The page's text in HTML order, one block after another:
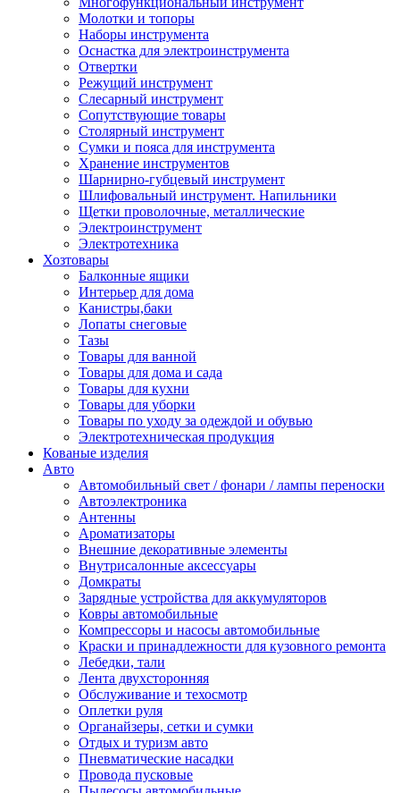
Молотки и топоры
Наборы инструмента
Оснастка для электроинструмента
Отвертки
Режущий инструмент
Слесарный инструмент
Сопутствующие товары
Столярный инструмент
Сумки и пояса для инструмента
Хранение инструментов
Шарнирно-губцевый инструмент
Шлифовальный инструмент. Напильники
Щетки проволочные, металлические
Электроинструмент
Электротехника
Хозтовары
Балконные ящики
Интерьер для дома
Канистры,баки
Лопаты снеговые
Тазы
Товары для ванной
Товары для дома и сада
Товары для кухни
Товары для уборки
Товары по уходу за одеждой и обувью
Электротехническая продукция
Кованые изделия
Авто
Автомобильный свет / фонари / лампы переноски
Автоэлектроника
Антенны
Ароматизаторы
Внешние декоративные элементы
Внутрисалонные аксессуары
Домкраты
Зарядные устройства для аккумуляторов
Ковры автомобильные
Компрессоры и насосы автомобильные
Краски и принадлежности для кузовного ремонта
Лебедки, тали
Лента двухсторонняя
Обслуживание и техосмотр
Оплетки руля
Органайзеры, сетки и сумки
Отдых и туризм авто
Пневматические насадки
Провода пусковые